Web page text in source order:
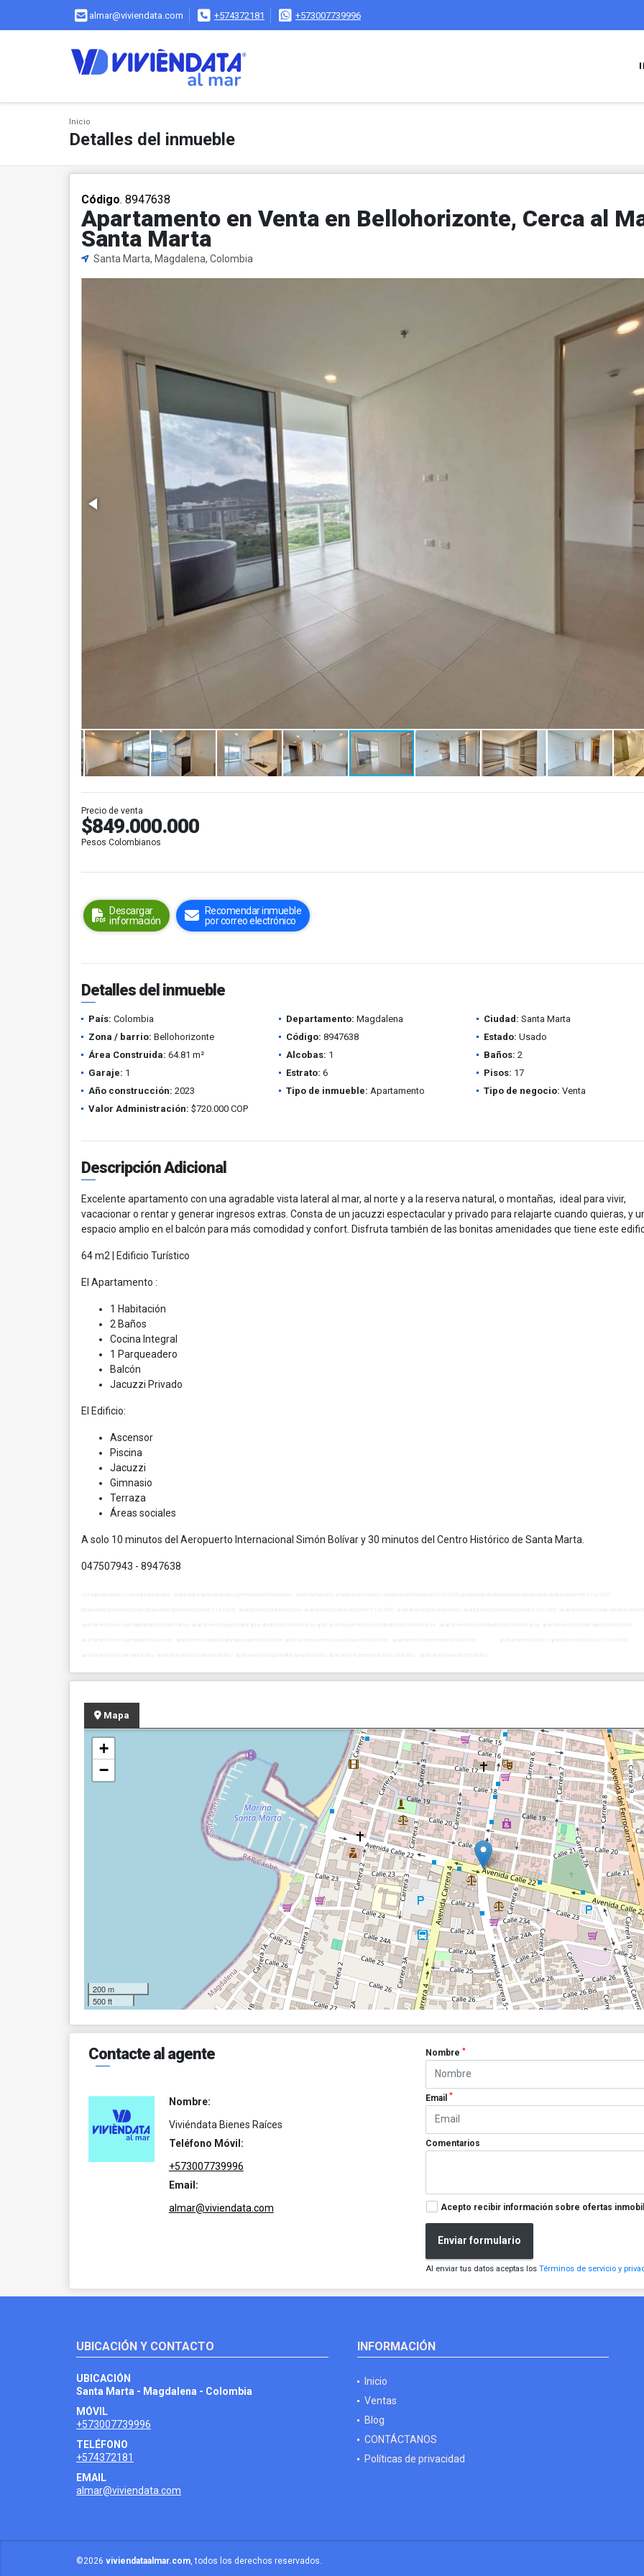
almar@viviendata.com +574372181 +573007739996
Inicio
Detalles del inmueble
Código. 8947638
Apartamento en Venta en Bellohorizonte, Cerca al
Santa Marta
Santa Marta, Magdalena, Colombia
Precio de venta
$849.000.000
Pesos Colombianos
Descargar
información
Recomendar inmueble
por correo electrónico
Detalles del inmueble
País: Colombia Departamento: Magdalena Ciudad: Santa Marta
Zona / barrio: Bellohorizonte Código: 8947638 Estado: Usado
Área Construida: 64.81 m² Alcobas: 1 Baños: 2
Garaje: 1 Estrato: 6 Pisos: 17
Año construcción: 2023 Tipo de inmueble: Apartamento Tipo de negocio: Venta
Valor Administración: $720.000 COP
Descripción Adicional
Excelente apartamento con una agradable vista lateral al mar, al norte y a la reserva natural, o montañas, ideal para vivir,
vacacionar o rentar y generar ingresos extras. Consta de un jacuzzi espectacular y privado para relajarte cuando quieras, y
espacio amplio en el balcón para más comodidad y confort. Disfruta también de las bonitas amenidades que tiene este
64 m2 | Edificio Turístico
El Apartamento :
1 Habitación
2 Baños
Cocina Integral
1 Parqueadero
Balcón
Jacuzzi Privado
El Edificio:
Ascensor
Piscina
Jacuzzi
Gimnasio
Terraza
Áreas sociales
A solo 10 minutos del Aeropuerto Internacional Simón Bolívar y 30 minutos del Centro Histórico de Santa Marta.
047507943 - 8947638
Mapa
+
−
200 m
500 ft
Contacte al agente
Nombre:
Viviéndata Bienes Raíces
Teléfono Móvil:
+573007739996
Email:
almar@viviendata.com
Nombre*
Email*
Comentarios
Acepto recibir información sobre ofertas
Enviar formulario
Al enviar tus datos aceptas losTérminos de servicio y
UBICACIÓN Y CONTACTO
UBICACIÓN
Santa Marta - Magdalena - Colombia
MÓVIL
+573007739996
TELÉFONO
+574372181
EMAIL
almar@viviendata.com
INFORMACIÓN
Inicio
Ventas
Blog
CONTÁCTANOS
Políticas de privacidad
©2026 viviendataalmar.com, todos los derechos reservados.